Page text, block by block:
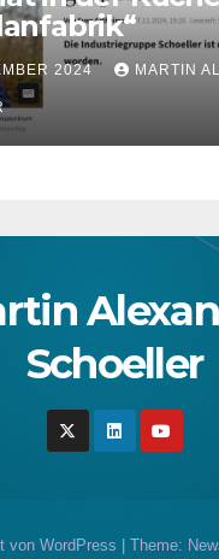
2024 MARTIN
Schoeller
von WordPress Theme: